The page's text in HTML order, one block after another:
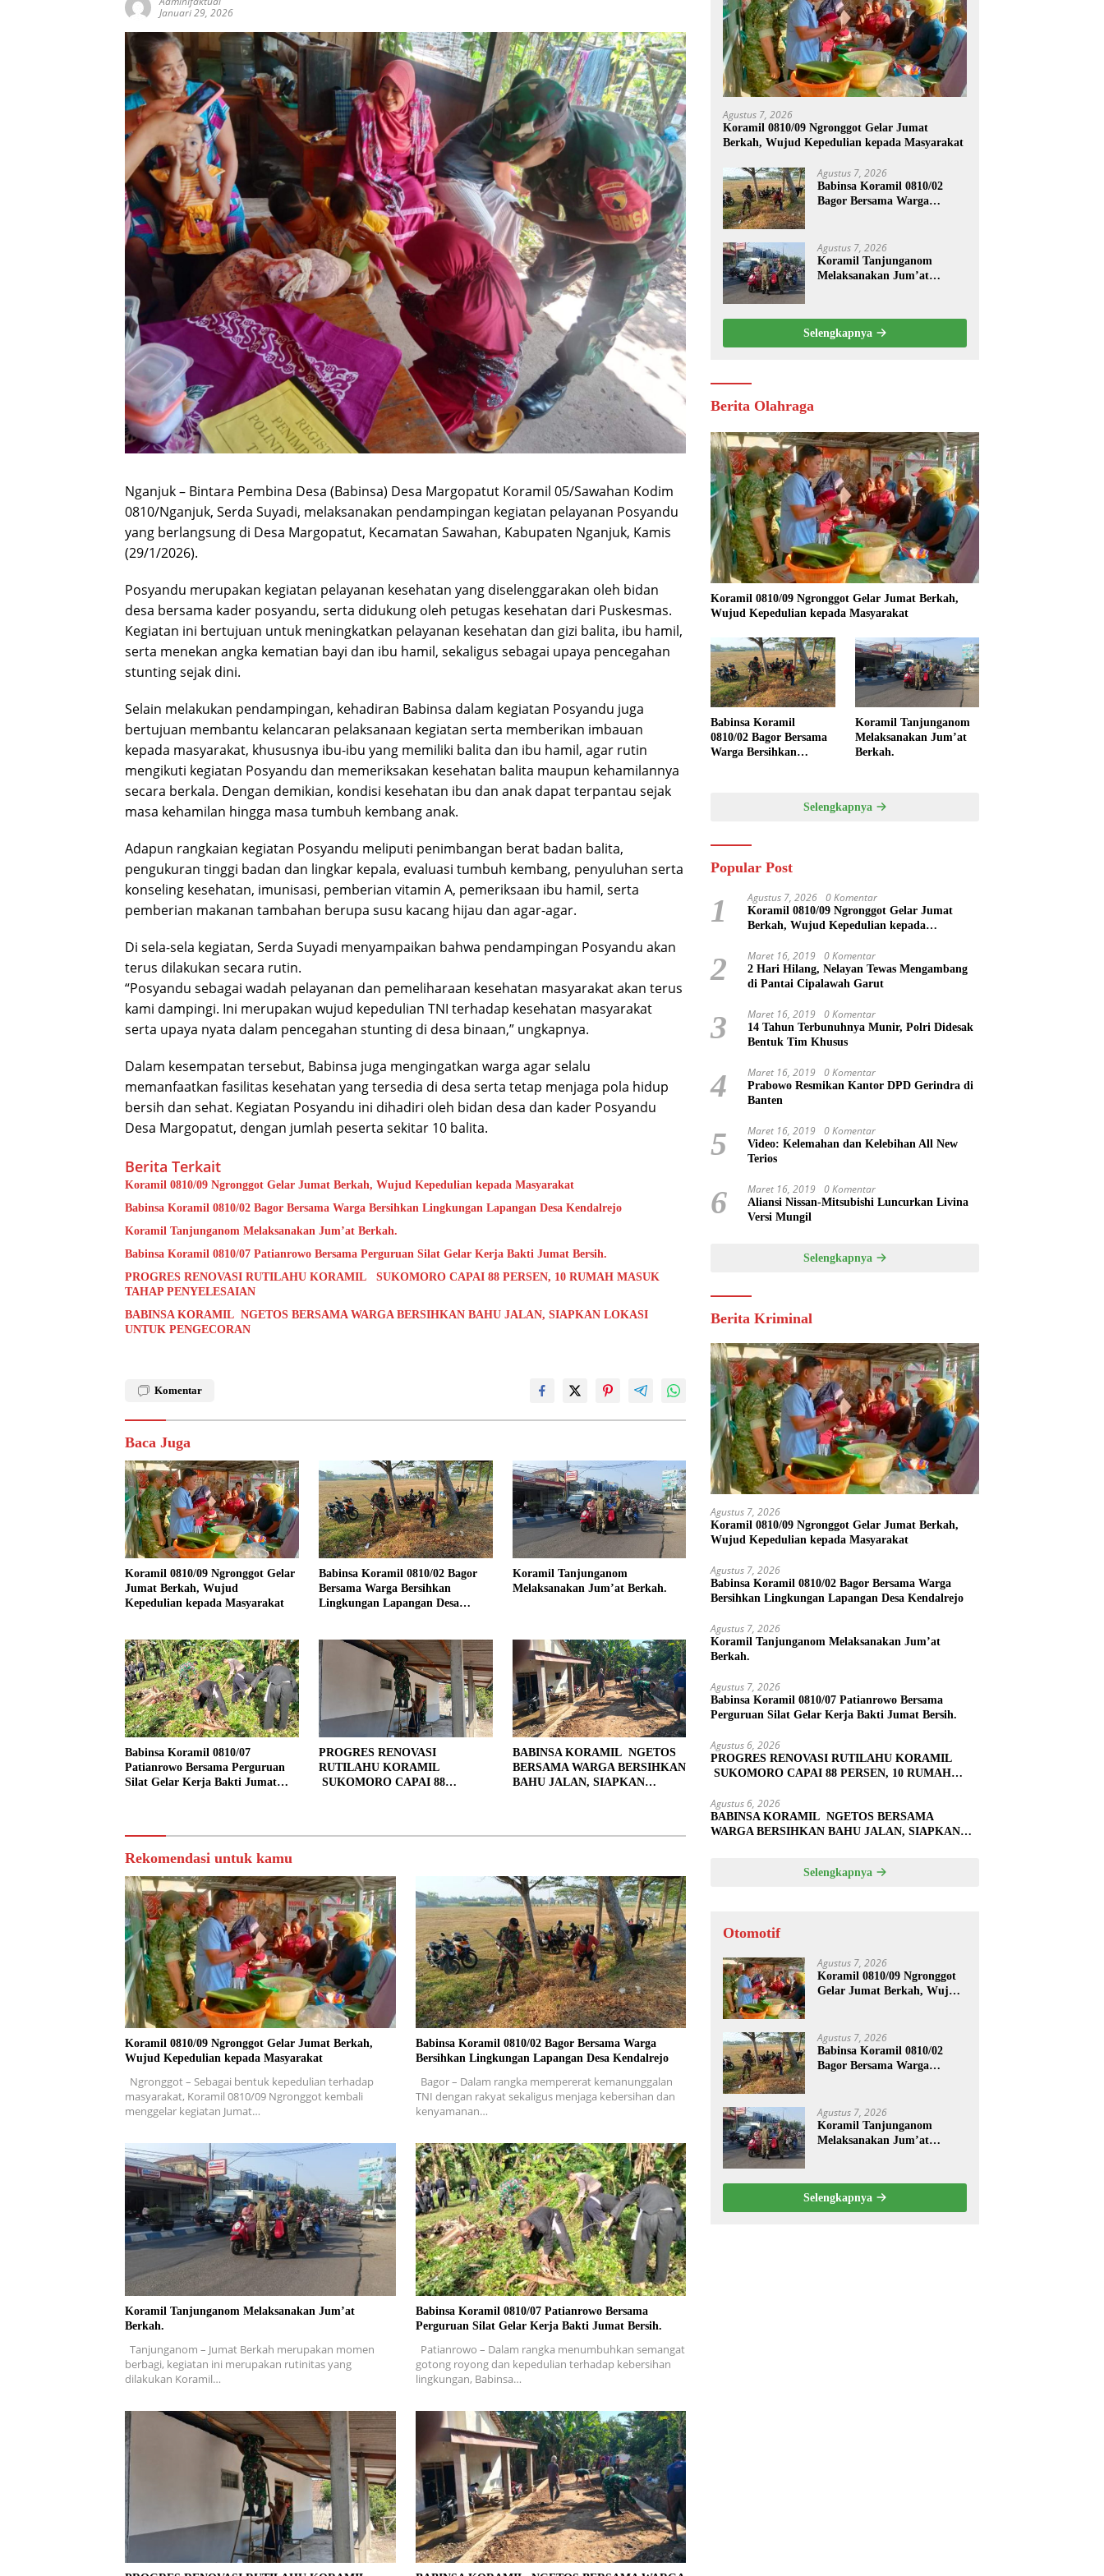
Januari 29, 2026
Nganjuk – Bintara Pembina Desa (Babinsa) Desa Margopatut Koramil 05/Sawahan Kodim
0810/Nganjuk, Serda Suyadi, melaksanakan pendampingan kegiatan pelayanan Posyandu
yang berlangsung di Desa Margopatut, Kecamatan Sawahan, Kabupaten Nganjuk, Kamis
(29/1/2026).
Posyandu merupakan kegiatan pelayanan kesehatan yang diselenggarakan oleh bidan
desa bersama kader posyandu, serta didukung oleh petugas kesehatan dari Puskesmas.
Kegiatan ini bertujuan untuk meningkatkan pelayanan kesehatan dan gizi balita, ibu hamil,
serta menekan angka kematian bayi dan ibu hamil, sekaligus sebagai upaya pencegahan
stunting sejak dini.
Selain melakukan pendampingan, kehadiran Babinsa dalam kegiatan Posyandu juga
bertujuan membantu kelancaran pelaksanaan kegiatan serta memberikan imbauan
kepada masyarakat, khususnya ibu-ibu yang memiliki balita dan ibu hamil, agar rutin
mengikuti kegiatan Posyandu dan memeriksakan kesehatan balita maupun kehamilannya
secara berkala. Dengan demikian, kondisi kesehatan ibu dan anak dapat terpantau sejak
masa kehamilan hingga masa tumbuh kembang anak.
Adapun rangkaian kegiatan Posyandu meliputi penimbangan berat badan balita,
pengukuran tinggi badan dan lingkar kepala, evaluasi tumbuh kembang, penyuluhan serta
konseling kesehatan, imunisasi, pemberian vitamin A, pemeriksaan ibu hamil, serta
pemberian makanan tambahan berupa susu kacang hijau dan agar-agar.
Di sela-sela kegiatan, Serda Suyadi menyampaikan bahwa pendampingan Posyandu akan
terus dilakukan secara rutin.
“Posyandu sebagai wadah pelayanan dan pemeliharaan kesehatan masyarakat akan terus
kami dampingi. Ini merupakan wujud kepedulian TNI terhadap kesehatan masyarakat
serta upaya nyata dalam pencegahan stunting di desa binaan,” ungkapnya.
Dalam kesempatan tersebut, Babinsa juga mengingatkan warga agar selalu
memanfaatkan fasilitas kesehatan yang tersedia di desa serta tetap menjaga pola hidup
bersih dan sehat. Kegiatan Posyandu ini dihadiri oleh bidan desa dan kader Posyandu
Desa Margopatut, dengan jumlah peserta sekitar 10 balita.
Berita Terkait
Koramil 0810/09 Ngronggot Gelar Jumat Berkah, Wujud Kepedulian kepada Masyarakat
Babinsa Koramil 0810/02 Bagor Bersama Warga Bersihkan Lingkungan Lapangan Desa Kendalrejo
Koramil Tanjunganom Melaksanakan Jum’at Berkah.
Babinsa Koramil 0810/07 Patianrowo Bersama Perguruan Silat Gelar Kerja Bakti Jumat Bersih.
PROGRES RENOVASI RUTILAHU KORAMIL SUKOMORO CAPAI 88 PERSEN, 10 RUMAH MASUK
TAHAP PENYELESAIAN
BABINSA KORAMIL NGETOS BERSAMA WARGA BERSIHKAN BAHU JALAN, SIAPKAN LOKASI
UNTUK PENGECORAN
Komentar
Baca Juga
Koramil 0810/09 Ngronggot Gelar
Jumat Berkah, Wujud
Kepedulian kepada Masyarakat
Babinsa Koramil 0810/02 Bagor
Bersama Warga Bersihkan
Lingkungan Lapangan Desa
Koramil Tanjunganom
Melaksanakan Jum’at Berkah.
Babinsa Koramil 0810/07
Patianrowo Bersama Perguruan
Silat Gelar Kerja Bakti Jumat
PROGRES RENOVASI
RUTILAHU KORAMIL
SUKOMORO CAPAI 88
BABINSA KORAMIL NGETOS
BERSAMA WARGA BERSIHKAN
BAHU JALAN, SIAPKAN
Rekomendasi untuk kamu
Koramil 0810/09 Ngronggot Gelar Jumat Berkah,
Wujud Kepedulian kepada Masyarakat
Ngronggot – Sebagai bentuk kepedulian terhadap
masyarakat, Koramil 0810/09 Ngronggot kembali
menggelar kegiatan Jumat…
Babinsa Koramil 0810/02 Bagor Bersama Warga
Bersihkan Lingkungan Lapangan Desa Kendalrejo
Bagor – Dalam rangka mempererat kemanunggalan
TNI dengan rakyat sekaligus menjaga kebersihan dan
kenyamanan…
Koramil Tanjunganom Melaksanakan Jum’at
Berkah.
Tanjunganom – Jumat Berkah merupakan momen
berbagi, kegiatan ini merupakan rutinitas yang
dilakukan Koramil…
Babinsa Koramil 0810/07 Patianrowo Bersama
Perguruan Silat Gelar Kerja Bakti Jumat Bersih.
Patianrowo – Dalam rangka menumbuhkan semangat
gotong royong dan kepedulian terhadap kebersihan
lingkungan, Babinsa…
Agustus 7, 2026
Koramil 0810/09 Ngronggot Gelar Jumat
Berkah, Wujud Kepedulian kepada Masyarakat
Agustus 7, 2026
Babinsa Koramil 0810/02
Bagor Bersama Warga
Agustus 7, 2026
Koramil Tanjunganom
Melaksanakan Jum’at
Selengkapnya
Berita Olahraga
Koramil 0810/09 Ngronggot Gelar Jumat Berkah,
Wujud Kepedulian kepada Masyarakat
Babinsa Koramil
0810/02 Bagor Bersama
Warga Bersihkan
Koramil Tanjunganom
Melaksanakan Jum’at
Berkah.
Selengkapnya
Popular Post
1 Agustus 7, 2026 0 Komentar
Koramil 0810/09 Ngronggot Gelar Jumat
Berkah, Wujud Kepedulian kepada
2 Maret 16, 2019 0 Komentar
2 Hari Hilang, Nelayan Tewas Mengambang
di Pantai Cipalawah Garut
3 Maret 16, 2019 0 Komentar
14 Tahun Terbunuhnya Munir, Polri Didesak
Bentuk Tim Khusus
4 Maret 16, 2019 0 Komentar
Prabowo Resmikan Kantor DPD Gerindra di
Banten
5 Maret 16, 2019 0 Komentar
Video: Kelemahan dan Kelebihan All New
Terios
6 Maret 16, 2019 0 Komentar
Aliansi Nissan-Mitsubishi Luncurkan Livina
Versi Mungil
Selengkapnya
Berita Kriminal
Agustus 7, 2026
Koramil 0810/09 Ngronggot Gelar Jumat Berkah,
Wujud Kepedulian kepada Masyarakat
Agustus 7, 2026
Babinsa Koramil 0810/02 Bagor Bersama Warga
Bersihkan Lingkungan Lapangan Desa Kendalrejo
Agustus 7, 2026
Koramil Tanjunganom Melaksanakan Jum’at
Berkah.
Agustus 7, 2026
Babinsa Koramil 0810/07 Patianrowo Bersama
Perguruan Silat Gelar Kerja Bakti Jumat Bersih.
Agustus 6, 2026
PROGRES RENOVASI RUTILAHU KORAMIL
SUKOMORO CAPAI 88 PERSEN, 10 RUMAH
Agustus 6, 2026
BABINSA KORAMIL NGETOS BERSAMA
WARGA BERSIHKAN BAHU JALAN, SIAPKAN
Selengkapnya
Otomotif
Agustus 7, 2026
Koramil 0810/09 Ngronggot
Gelar Jumat Berkah, Wujud
Agustus 7, 2026
Babinsa Koramil 0810/02
Bagor Bersama Warga
Agustus 7, 2026
Koramil Tanjunganom
Melaksanakan Jum’at
Selengkapnya